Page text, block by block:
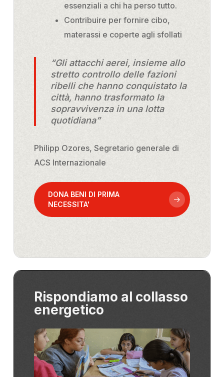
essenziali a chi ha perso tutto.
Contribuire per fornire cibo,
materassi e coperte agli sfollati
“Gli attacchi aerei, insieme allo
stretto controllo delle fazioni
ribelli che hanno conquistato la
città, hanno trasformato la
sopravvivenza in una lotta
quotidiana”
Philipp Ozores, Segretario generale di
ACS Internazionale
DONA BENI DI PRIMA
NECESSITA'
Rispondiamo al collasso
energetico